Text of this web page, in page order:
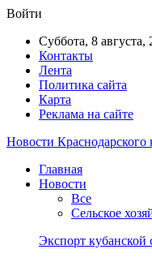
Войти
Суббота, 8 августа,
Контакты
Лента
Политика сайта
Карта
Реклама на сайте
Новости Краснодарского
Главная
Новости
Все
Сельское
Экспорт кубанской